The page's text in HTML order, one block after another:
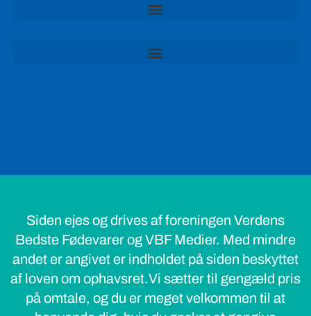
Siden ejes og drives af foreningen Verdens
Bedste Fødevarer og VBF Medier. Med mindre
andet er angivet er indholdet på siden beskyttet
af loven om ophavsret.Vi sætter til gengæld pris
på omtale, og du er meget velkommen til at